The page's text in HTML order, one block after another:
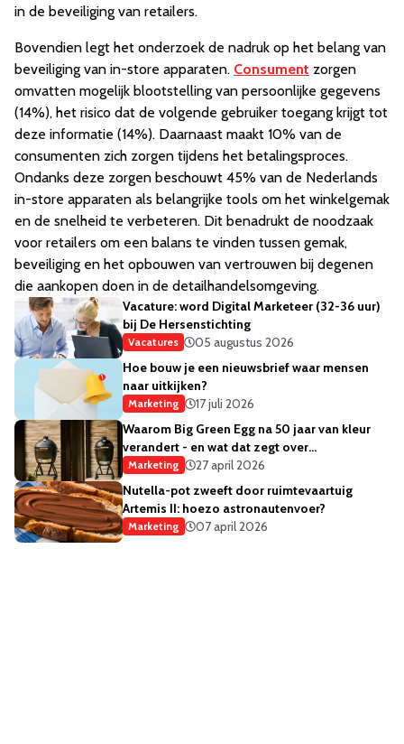
in de beveiliging van retailers.
Bovendien legt het onderzoek de nadruk op het belang van
beveiliging van in-store apparaten. Consument zorgen
omvatten mogelijk blootstelling van persoonlijke gegevens
(14%), het risico dat de volgende gebruiker toegang krijgt tot
deze informatie (14%). Daarnaast maakt 10% van de
consumenten zich zorgen tijdens het betalingsproces.
Ondanks deze zorgen beschouwt 45% van de Nederlands
in-store apparaten als belangrijke tools om het winkelgemak
en de snelheid te verbeteren. Dit benadrukt de noodzaak
voor retailers om een balans te vinden tussen gemak,
beveiliging en het opbouwen van vertrouwen bij degenen
die aankopen doen in de detailhandelsomgeving.
Vacature: word Digital Marketeer (32-36 uur)
bij De Hersenstichting
Vacatures
05 augustus 2026
Hoe bouw je een nieuwsbrief waar mensen
naar uitkijken?
Marketing
17 juli 2026
Waarom Big Green Egg na 50 jaar van kleur
verandert - en wat dat zegt over
merkstrategie
Marketing
27 april 2026
Nutella-pot zweeft door ruimtevaartuig
Artemis II: hoezo astronautenvoer?
Marketing 07 april 2026